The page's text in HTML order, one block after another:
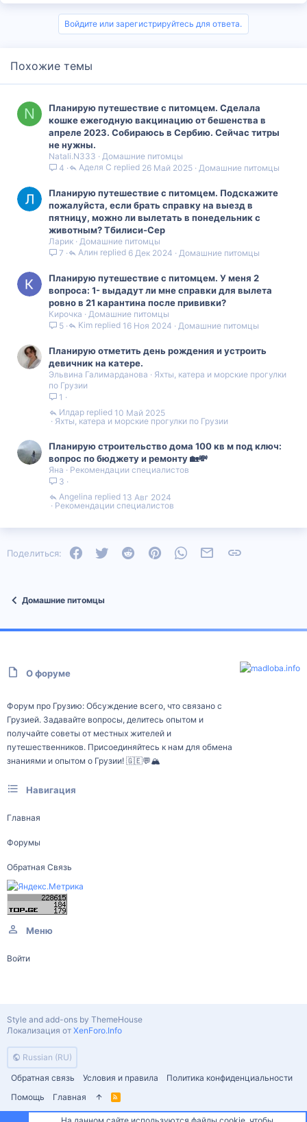
Войдите или зарегистрируйтесь для ответа.
Похожие темы
N
Планирую путешествие с питомцем. Сделала
кошке ежегодную вакцинацию от бешенства в
апреле 2023. Собираюсь в Сербию. Сейчас титры
не нужны.
Natali.N333
Домашние питомцы
4
Домашние питомцы
26 Май 2025
Аделя С
Планирую путешествие с питомцем. Подскажите
пожалуйста, если брать справку на выезд в
пятницу, можно ли вылетать в понедельник с
животным? Тбилиси-Сер
Ларик
Домашние питомцы
7
Домашние питомцы
6 Дек 2024
Алин
Планирую путешествие с питомцем. У меня 2
вопроса: 1- выдадут ли мне справки для вылета
ровно в 21 карантина после прививки?
Кирочка
Домашние питомцы
5
Домашние питомцы
16 Ноя 2024
Kim
Планирую отметить день рождения и устроить
девичник на катере.
Эльвина Галимарданова
Яхты, катера и морские прогулки
по Грузии
1
Яхты, катера и морские прогулки по Грузии
10 Май 2025
Илдар
Планирую строительство дома 100 кв м под ключ:
вопрос по бюджету и ремонту 🏡💸
Яна
Рекомендации специалистов
3
Рекомендации специалистов
13 Авг 2024
Angelina
Поделиться: FacebookTwitter Reddit PinterestWhatsAppЭлектронная почта
Домашние питомцы
О форуме
Форум про Грузию: Обсуждение всего, что связано с
Грузией. Задавайте вопросы, делитесь опытом и
получайте советы от местных жителей и
путешественников. Присоединяйтесь к нам для обмена
знаниями и опытом о Грузии! 🇬🇪💬🏔️
Навигация
Главная
Форумы
Обратная Связь
Меню
Войти
Russian (RU)
Обратная связь
Условия и правила
Политика конфиденциальности
Помощь
Главная
R
S
Style and add-ons by ThemeHouse
Локализация от XenForo.Info